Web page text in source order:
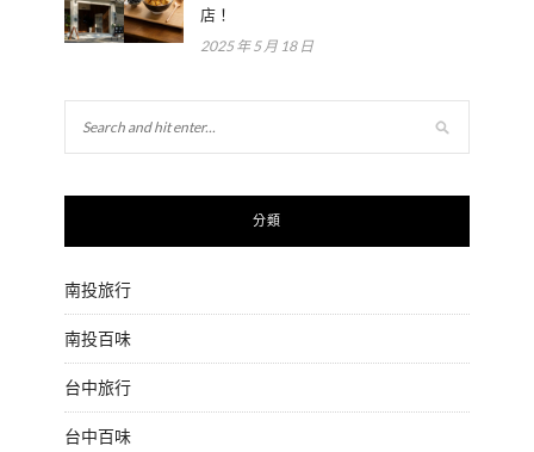
店！
2025 年 5 月 18 日
分類
南投旅行
南投百味
台中旅行
台中百味